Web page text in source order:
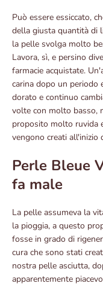
Può essere essiccato,
della giusta quantità di
la pelle svolga molto
Lavora, sì, e persino
farmacie acquistate.
carina dopo un periodo
dorato e continuo
volte con molto basso,
proposito molto ruvida
vengono creati all'inizio
Perle Bleue
fa male
La pelle assumeva la
la pioggia, a questo
fosse in grado di
cura che sono stati
nostra pelle asciutta,
apparentemente